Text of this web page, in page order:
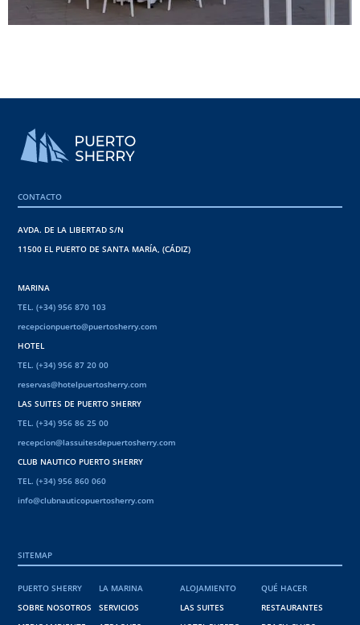
CONTACTO
AVDA. DE LA LIBERTAD S/N
11500 EL PUERTO DE SANTA MARÍA, (CÁDIZ)
MARINA
TEL. (+34) 956 870 103
recepcionpuerto@puertosherry.com
HOTEL
TEL. (+34) 956 87 20 00
reservas@hotelpuertosherry.com
LAS SUITES DE PUERTO SHERRY
TEL. (+34) 956 86 25 00
recepcion@lassuitesdepuertosherry.com
CLUB NAUTICO PUERTO SHERRY
TEL. (+34) 956 860 060
info@clubnauticopuertosherry.com
SITEMAP
PUERTO SHERRY
SOBRE NOSOTROS
LA MARINA
SERVICIOS
ALOJAMIENTO
LAS SUITES
QUÉ HACER
RESTAURANTES